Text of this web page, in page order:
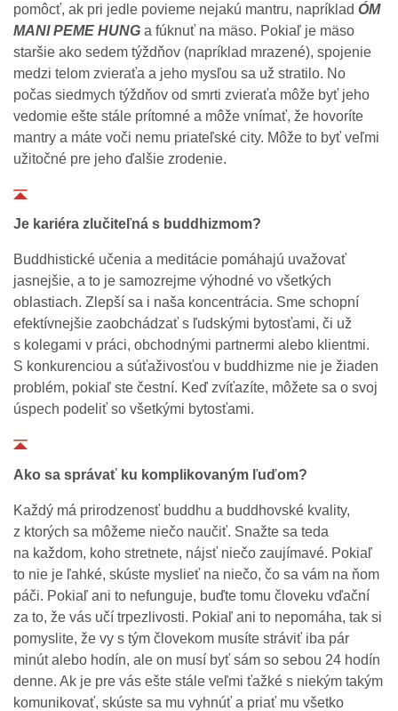
pomôcť, ak pri jedle povieme nejakú mantru, napríklad ÓM
MANI PEME HUNG a fúknuť na mäso. Pokiaľ je mäso
staršie ako sedem týždňov (napríklad mrazené), spojenie
medzi telom zvieraťa a jeho mysľou sa už stratilo. No
počas siedmych týždňov od smrti zvieraťa môže byť jeho
vedomie ešte stále prítomné a môže vnímať, že hovoríte
mantry a máte voči nemu priateľské city. Môže to byť veľmi
užitočné pre jeho ďalšie zrodenie.
Je kariéra zlučiteľná s buddhizmom?
Buddhistické učenia a meditácie pomáhajú uvažovať
jasnejšie, a to je samozrejme výhodné vo všetkých
oblastiach. Zlepší sa i naša koncentrácia. Sme schopní
efektívnejšie zaobchádzať s ľudskými bytosťami, či už
s kolegami v práci, obchodnými partnermi alebo klientmi.
S konkurenciou a súťaživosťou v buddhizme nie je žiaden
problém, pokiaľ ste čestní. Keď zvíťazíte, môžete sa o svoj
úspech podeliť so všetkými bytosťami.
Ako sa správať ku komplikovaným ľuďom?
Každý má prirodzenosť buddhu a buddhovské kvality,
z ktorých sa môžeme niečo naučiť. Snažte sa teda
na každom, koho stretnete, nájsť niečo zaujímavé. Pokiaľ
to nie je ľahké, skúste myslieť na niečo, čo sa vám na ňom
páči. Pokiaľ ani to nefunguje, buďte tomu človeku vďační
za to, že vás učí trpezlivosti. Pokiaľ ani to nepomáha, tak si
pomyslite, že vy s tým človekom musíte stráviť iba pár
minút alebo hodín, ale on musí byť sám so sebou 24 hodín
denne. Ak je pre vás ešte stále veľmi ťažké s niekým takým
komunikovať, skúste sa mu vyhnúť a priať mu všetko